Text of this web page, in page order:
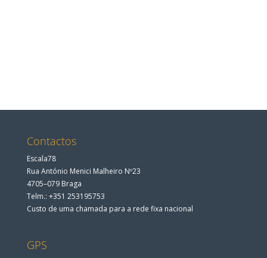
Contactos
Escala78
Rua António Menici Malheiro Nº23
4705–079 Braga
Telm.: +351 253195753
Custo de uma chamada para a rede fixa nacional
GPS